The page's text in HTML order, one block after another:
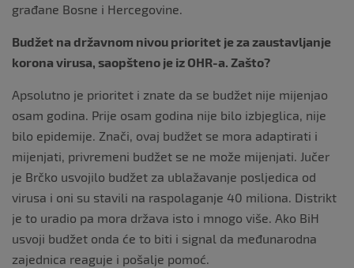
građane Bosne i Hercegovine.
Budžet na državnom nivou prioritet je za zaustavljanje
korona virusa, saopšteno je iz OHR-a. Zašto?
Apsolutno je prioritet i znate da se budžet nije mijenjao
osam godina. Prije osam godina nije bilo izbjeglica, nije
bilo epidemije. Znači, ovaj budžet se mora adaptirati i
mijenjati, privremeni budžet se ne može mijenjati. Jučer
je Brčko usvojilo budžet za ublažavanje posljedica od
virusa i oni su stavili na raspolaganje 40 miliona. Distrikt
je to uradio pa mora država isto i mnogo više. Ako BiH
usvoji budžet onda će to biti i signal da međunarodna
zajednica reaguje i pošalje pomoć.